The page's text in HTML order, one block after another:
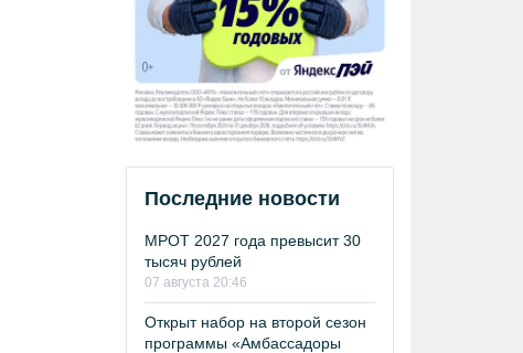
Последние новости
МРОТ 2027 года превысит 30
тысяч рублей
07 августа 20:46
Открыт набор на второй сезон
программы «Амбассадоры